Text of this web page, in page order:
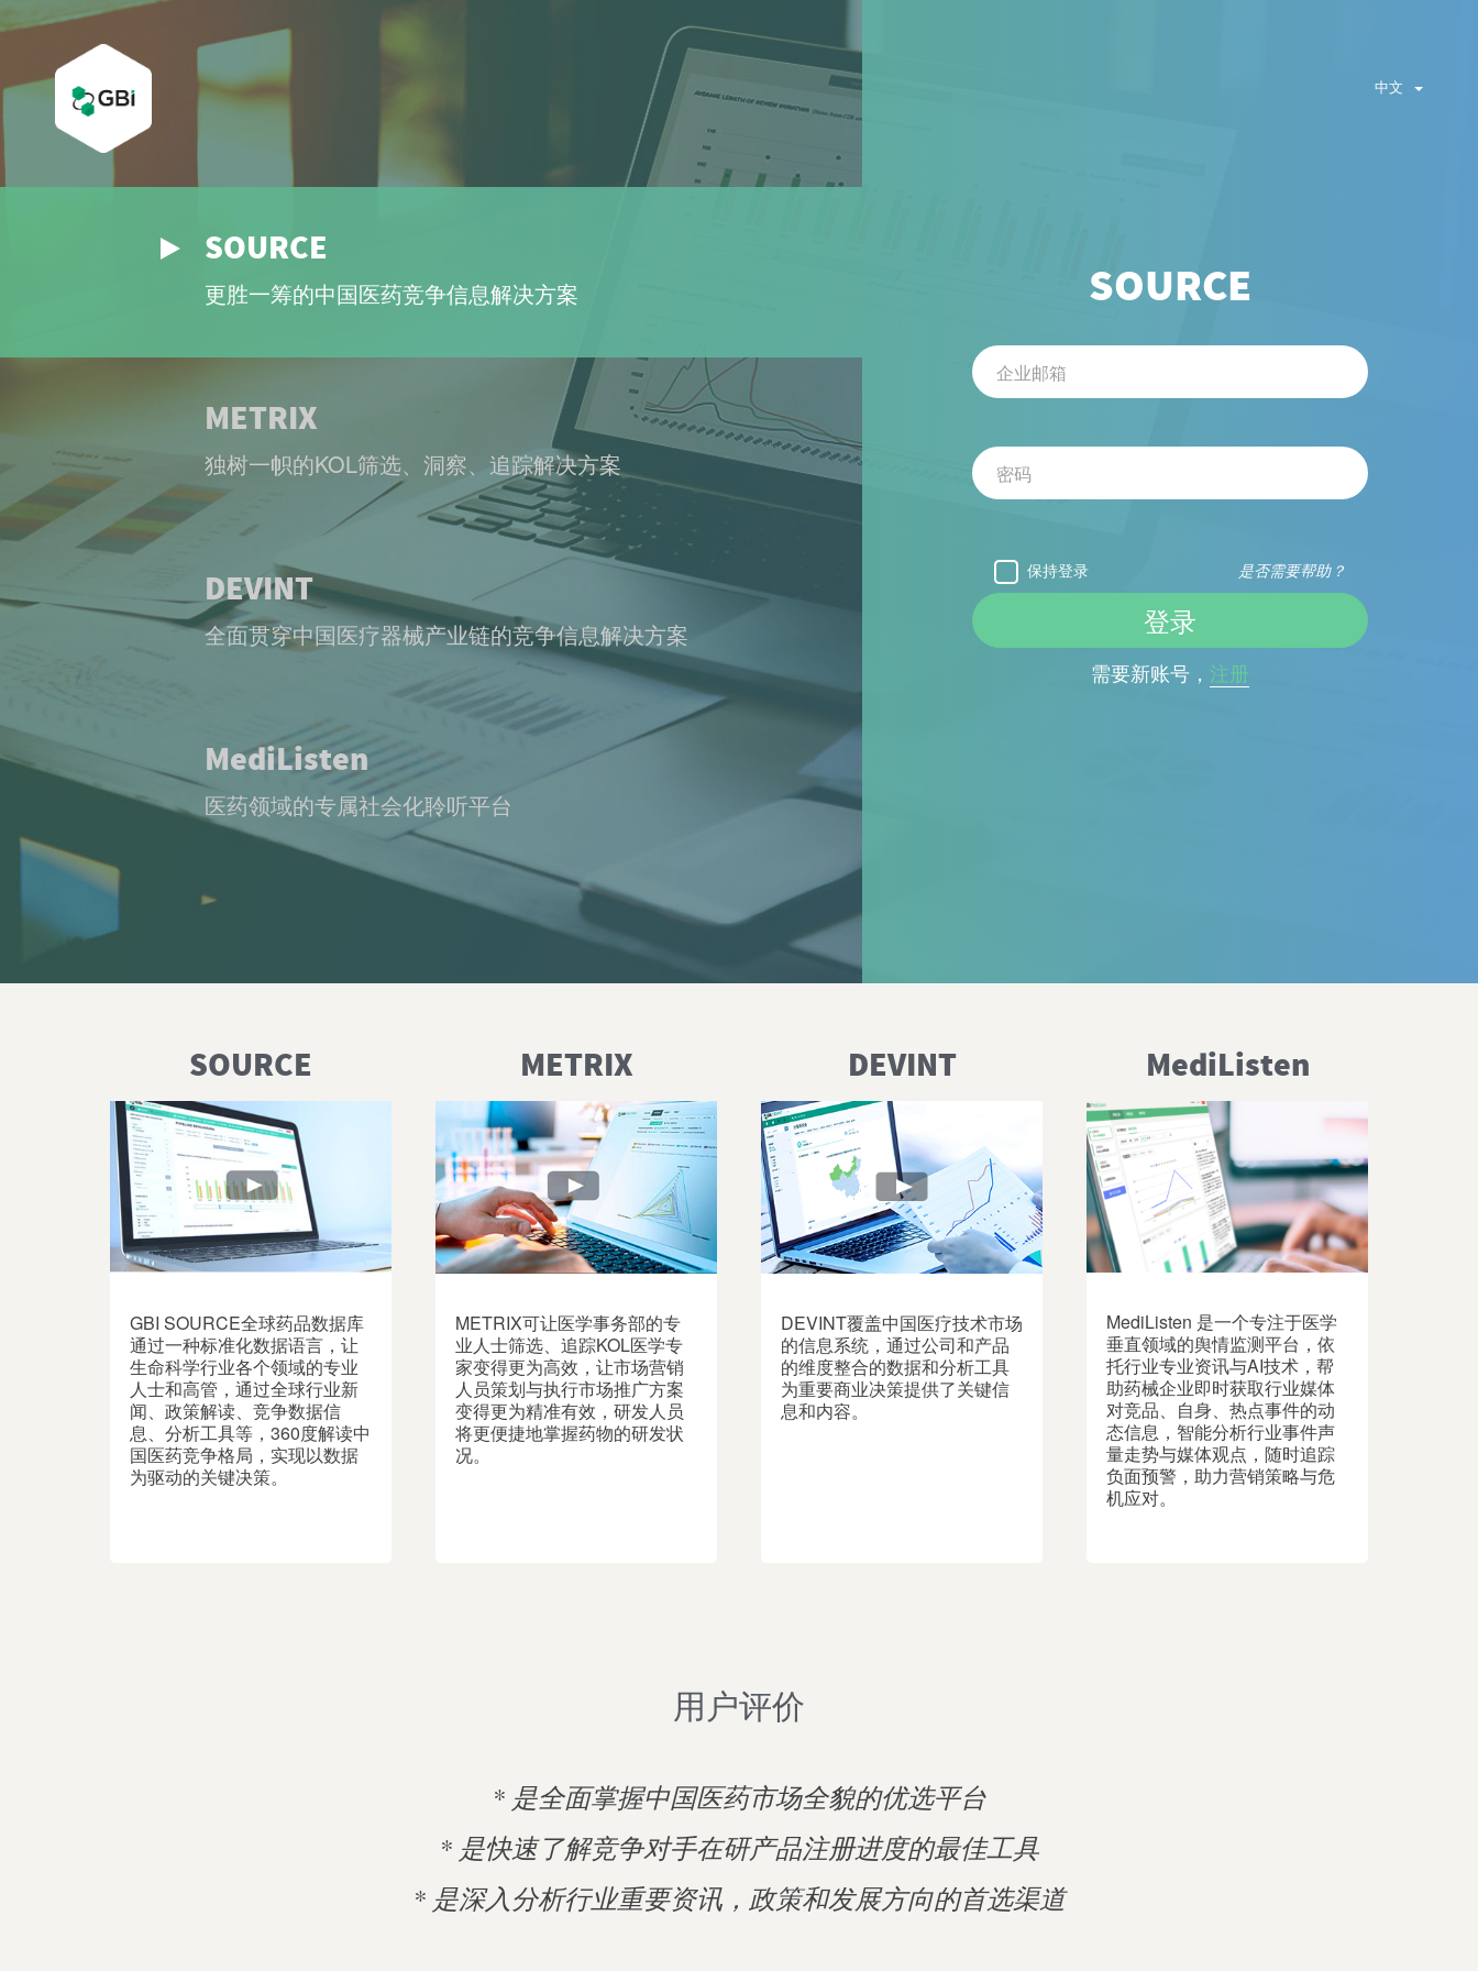
中文
SOURCE
保持登录 是否需要帮助？
需要新账号， 注册
SOURCE
更胜一筹的中国医药竞争信息解决方案
METRIX
独树一帜的KOL筛选、洞察、追踪解决方案
DEVINT
全面贯穿中国医疗器械产业链的竞争信息解决方案
MediListen
医药领域的专属社会化聆听平台
SOURCE
GBI SOURCE全球药品数据库
通过一种标准化数据语言，让
生命科学行业各个领域的专业
人士和高管，通过全球行业新
闻、政策解读、竞争数据信
息、分析工具等，360度解读中
国医药竞争格局，实现以数据
为驱动的关键决策。
METRIX
METRIX可让医学事务部的专
业人士筛选、追踪KOL医学专
家变得更为高效，让市场营销
人员策划与执行市场推广方案
变得更为精准有效，研发人员
将更便捷地掌握药物的研发状
况。
DEVINT
DEVINT覆盖中国医疗技术市场
的信息系统，通过公司和产品
的维度整合的数据和分析工具
为重要商业决策提供了关键信
息和内容。
MediListen
MediListen 是一个专注于医学
垂直领域的舆情监测平台，依
托行业专业资讯与AI技术，帮
助药械企业即时获取行业媒体
对竞品、自身、热点事件的动
态信息，智能分析行业事件声
量走势与媒体观点，随时追踪
负面预警，助力营销策略与危
机应对。
用户评价
* 是全面掌握中国医药市场全貌的优选平台
* 是快速了解竞争对手在研产品注册进度的最佳工具
* 是深入分析行业重要资讯，政策和发展方向的首选渠道